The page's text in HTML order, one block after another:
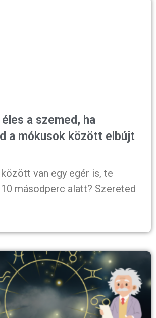
éles a szemed, ha
a mókusok között elbújt
van egy egér is, te
másodperc alatt? Szereted